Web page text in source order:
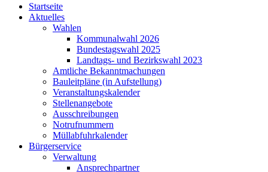
Startseite
Aktuelles
Wahlen
Kommunalwahl 2026
Bundestagswahl 2025
Landtags- und Bezirkswahl 2023
Amtliche Bekanntmachungen
Bauleitpläne (in Aufstellung)
Veranstaltungskalender
Stellenangebote
Ausschreibungen
Notrufnummern
Müllabfuhrkalender
Bürgerservice
Verwaltung
Ansprechpartner